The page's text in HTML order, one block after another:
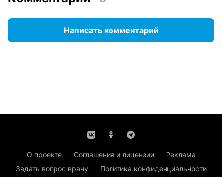
Написать комментарий
О проекте Соглашения и лицензии
Реклама
Задать вопрос врачу
Политика конфиденциальности